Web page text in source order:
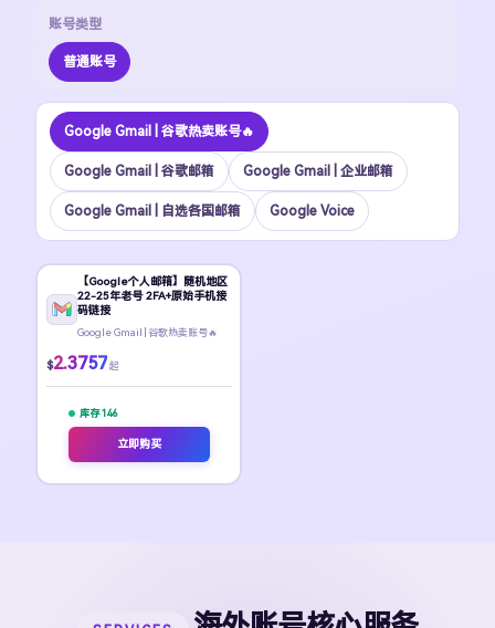
账号类型
普通账号
Google Gmail | 谷歌热卖账号🔥
Google Gmail | 谷歌邮箱 Google Gmail | 企业邮箱
Google Gmail | 自选各国邮箱 Google Voice
【Google个人邮箱】随机地区
22-25年老号 2FA+原始手机接
码链接
Google Gmail | 谷歌热卖账号🔥
$2.3757 起
库存 146
立即购买